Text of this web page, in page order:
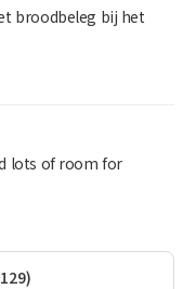
broodbeleg bij het
lots of room for